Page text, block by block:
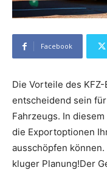
Facebook
Die Vorteile des
entscheidend sein
Fahrzeugs. In
die Exportoptionen
ausschöpfen
kluger Planung!Der